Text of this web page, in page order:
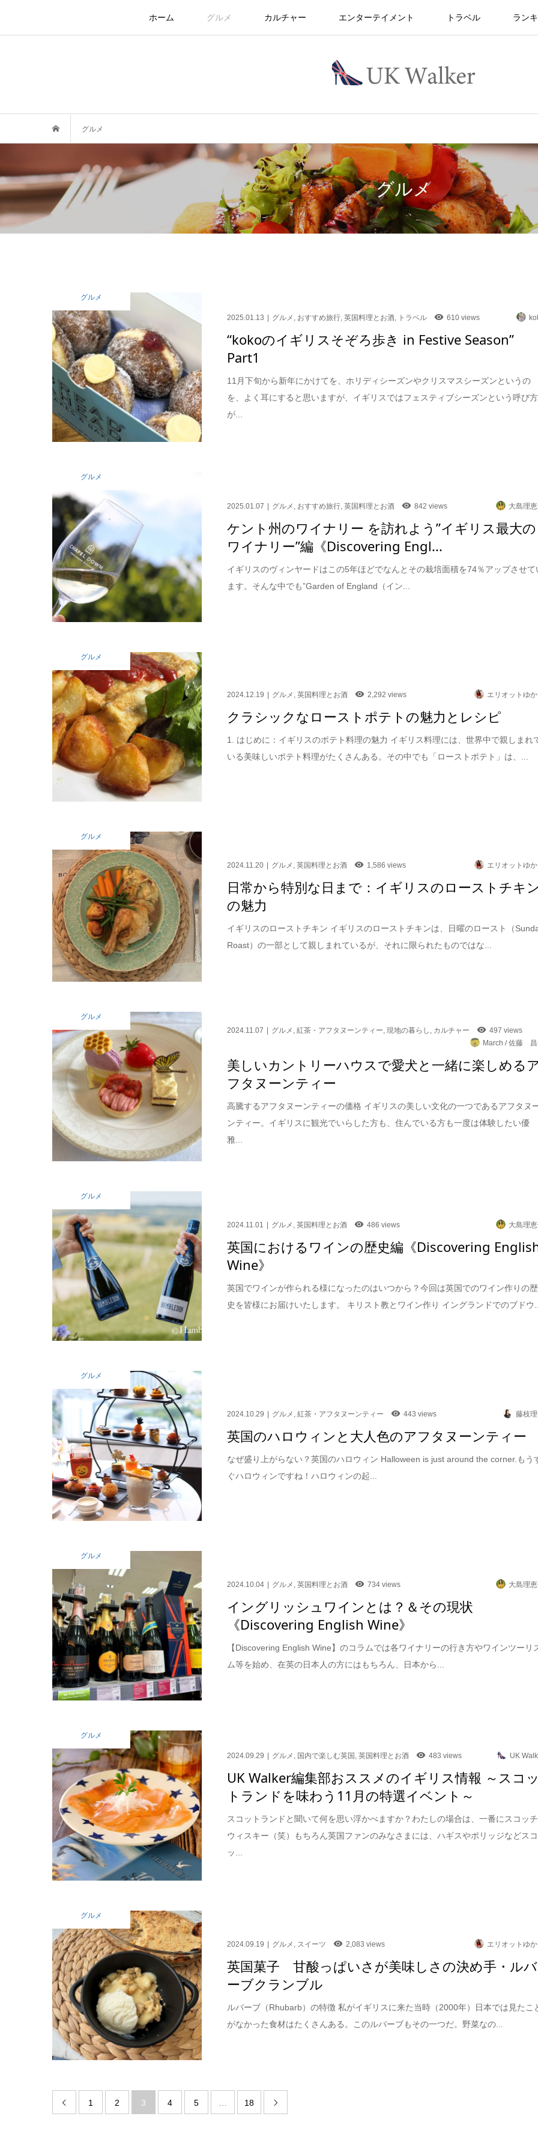
ホーム グルメ カルチャー エンターテイメント トラベル ラン
グルメ
グルメ
グルメ
2025.01.13 グルメ , おすすめ旅行,英国料理とお酒, トラベル 610 views
“kokoのイギリスそぞろ歩き in Festive Season”
Part1
11月下旬から新年にかけてを、ホリディシーズンやクリスマスシーズンというの
を、よく耳にすると思いますが、イギリスではフェスティブシーズンという呼び方
が...
グルメ
2025.01.07 グルメ おすすめ旅行 ,英国料理とお酒 842 views 大島理
ケント州のワイナリー を訪れよう”イギリス最大の
ワイナリー”編《Discovering Engl...
イギリスのヴィンヤードはこの5年ほどでなんとその栽培面積を74％アップさせて
ます。そんな中でも”Garden of England（イン...
グルメ
2024.12.19 グルメ ,英国料理とお酒 2,292 views エリオットゆか
クラシックなローストポテトの魅力とレシピ
1. はじめに：イギリスのポテト料理の魅力 イギリス料理には、世界中で親しまれ
いる美味しいポテト料理がたくさんある。その中でも「ローストポテト」は、...
グルメ
2024.11.20 グルメ ,英国料理とお酒 1,586 views エリオットゆか
日常から特別な日まで：イギリスのローストチキン
の魅力
イギリスのローストチキン イギリスのローストチキンは、日曜のロースト（
Roast）の一部として親しまれているが、それに限られたものではな...
グルメ
2024.11.07
グルメ ,紅茶・アフタヌーンティー,現地の暮らし , カルチャー
497 views
March / 佐藤
美しいカントリーハウスで愛犬と一緒に楽しめる
フタヌーンティー
高騰するアフタヌーンティーの価格 イギリスの美しい文化の一つであるアフタヌ
ンティー。イギリスに観光でいらした方も、住んでいる方も一度は体験したい優
雅...
グルメ
2024.11.01 グルメ ,英国料理とお酒 486 views 大島理
英国におけるワインの歴史編《Discovering
Wine》
英国でワインが作られる様になったのはいつから？今回は英国でのワイン作りの歴
史を皆様にお届けいたします。 キリスト教とワイン作り イングランドでのブドウ...
グルメ
2024.10.29 グルメ ,紅茶・アフタヌーンティー 443 views 藤枝
英国のハロウィンと大人色のアフタヌーンティー
なぜ盛り上がらない？英国のハロウィン Halloween is just around the corner.もう
ぐハロウィンですね！ハロウィンの起...
グルメ
2024.10.04 グルメ ,英国料理とお酒 734 views 大島理
イングリッシュワインとは？＆その現状
《Discovering English Wine》
【Discovering English Wine】のコラムでは各ワイナリーの行き方やワインツーリ
ム等を始め、在英の日本人の方にはもちろん、日本から...
グルメ
2024.09.29 グルメ , 国内で楽しむ英国 ,英国料理とお酒 483 views UK
UK Walker編集部おススメのイギリス情報 ～スコッ
トランドを味わう11月の特選イベント～
スコットランドと聞いて何を思い浮かべますか？わたしの場合は、一番にスコッチ
ウィスキー（笑）もちろん英国ファンのみなさまには、ハギスやポリッジなどスコ
ッ...
グルメ
2024.09.19 グルメ スイーツ 2,083 views エリオットゆか
英国菓子 甘酸っぱいさが美味しさの決め手・ルバ
ーブクランブル
ルバーブ（Rhubarb）の特徴 私がイギリスに来た当時（2000年）日本では見たこ
がなかった食材はたくさんある。このルバーブもその一つだ。野菜なの...
 1 2 3 4 5 18 